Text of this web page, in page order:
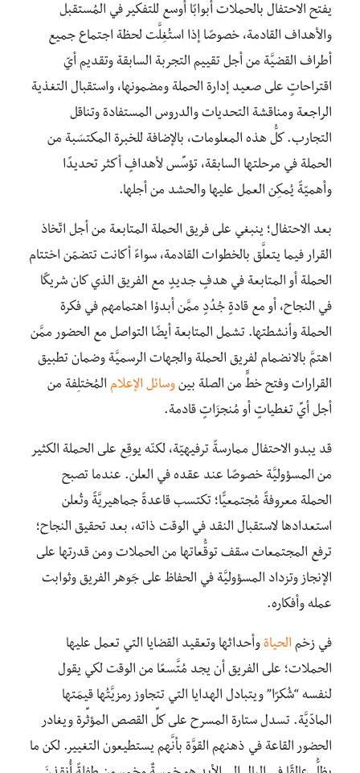
يفتح الاحتفال بالحملات أبوابًا أوسع للتفكير في المُستقبل
والأهداف القادمة، خصوصًا إذا استُغِلَّت لحظة اجتماع جميع
أطراف القضيَّة من أجل تقييم التجربة السابقة وتقديم أيّ
اقتراحاتٍ على صعيد إدارة الحملة ومضمونها، واستقبال التغذية
الراجعة ومناقشة التحديات والدروس المستفادة وتناقل
التجارب. كلُّ هذه المعلومات، بالإضافة للخبرة المكتسَبة من
الحملة في مرحلتها السابقة، تؤسِّس لأهدافٍ أكثر تحديدًا
وأهميّةً يُمكِن العمل عليها والحشد من أجلها.
بعد الاحتفال؛ ينبغي على فريق الحملة المتابعة من أجل اتّخاذ
القرار فيما يتعلَّق بالخطوات القادمة، سواءً أكانت تتضمّن اختتام
الحملة أو المتابعة في هدفٍ جديدٍ مع الفريق الذي كان شريكًا
في النجاح، أو مع قادةٍ جُدُدٍ ممَّن أبدوْا اهتمامهم في فكرة
الحملة وأنشطتها. تشمل المتابعة أيضًا التواصل مع الحضور ممَّن
اهتمَّ بالانضمام لفريق الحملة والجهات الرسميَّة وضمان تطبيق
القرارات وفتح خطٍّ من الصلة بين وسائل الإعلام المُختلِفة من
أجل أيِّ تغطياتٍ أو مُنجزَاتٍ قادمة.
قد يبدو الاحتفال ممارسةً ترفيهيّة، لكنّه يوقِع على الحملة الكثير
من المسؤوليَّة خصوصًا عند عقده في العلن. عندما تصبح
الحملة معروفةً مُجتمعيًّا؛ تكتسب قاعدةً جماهيريَّةً وتُعلن
استعدادها لاستقبال النقد في الوقت ذاته، بعد تحقيق النجاح؛
ترفع المجتمعات سقف توقُّعاتها من الحملات ومن قدرتها على
الإنجاز وتزداد المسؤوليَّة في الحفاظ على جَوهر الفريق وثوابت
عمله وأفكاره.
في زخم الحياة وأحداثها وتعقيد القضايا التي تعمل عليها
الحملات؛ على الفريق أن يجد مُتَّسعًا من الوقت لكي يقول
لنفسه “شُكرًا” ويتبادل الهدايا التي تتجاوز رمزيَّتُها قيمَتها
المادّيَّة. تسدل ستارة المسرح على كلِّ القصص المؤثِّرة ويغادر
الحضور القاعة في ذهنهم القوَّة بأنَّهم يستطيعون التغيير. لكن ما